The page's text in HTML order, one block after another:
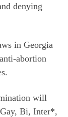
denying
in Georgia
abortion
will
Bi, Inter*,